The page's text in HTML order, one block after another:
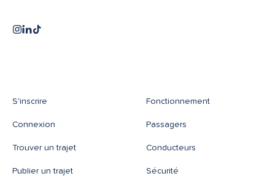
S'inscrire
Connexion
Trouver un trajet
Publier un trajet
Fonctionnement
Passagers
Conducteurs
Sécurité